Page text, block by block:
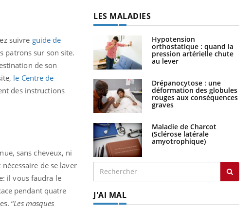
suivre guide de
patrons sur son site.
de son
le Centre de
des instructions
sans cheveux, ni
de se laver
il vous faudra le
pendant quatre
“Les masques
LES MALADIES
Hypotension
orthostatique : quand la
pression artérielle chute
au lever
Drépanocytose : une
déformation des globules
rouges aux conséquences
graves
Maladie de Charcot
(Sclérose latérale
amyotrophique)
J'AI MAL